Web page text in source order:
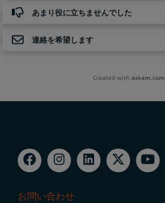
あまり役に立ちませんでした
連絡を希望します
Created withaskem.com
お問い合わせ